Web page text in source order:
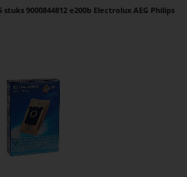
9000844812 e200b Electrolux AEG Philips